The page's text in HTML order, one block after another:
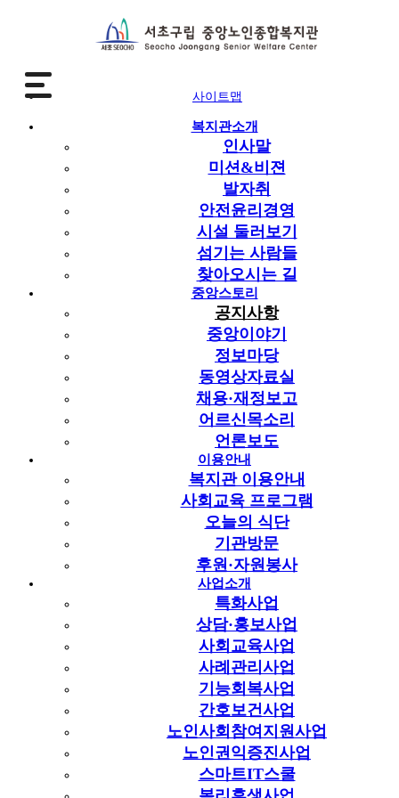
사이트맵
복지관소개
인사말
미션&비젼
발자취
안전윤리경영
시설 둘러보기
섬기는 사람들
찾아오시는 길
중앙스토리
공지사항
중앙이야기
정보마당
동영상자료실
채용·재정보고
어르신목소리
언론보도
이용안내
복지관 이용안내
사회교육 프로그램
오늘의 식단
기관방문
후원·자원봉사
사업소개
특화사업
상담·홍보사업
사회교육사업
사례관리사업
기능회복사업
간호보건사업
노인사회참여지원사업
노인권익증진사업
스마트IT스쿨
공지사항
[사회교육]2018년 하반기 실용음악학부
추첨결과(하모니카 초급,중급/ 통기타
중급)
서초구립중앙노인종합복지관 작성일2018-06-14 11:48
11,669회
서초구립중앙노인종합복지관
관련링크
이전글
다음글
목록